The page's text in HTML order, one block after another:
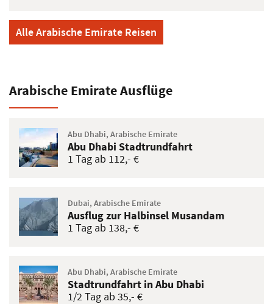
Alle Arabische Emirate Reisen
Arabische Emirate Ausflüge
Abu Dhabi, Arabische Emirate
Abu Dhabi Stadtrundfahrt
1 Tag ab 112,- €
Dubai, Arabische Emirate
Ausflug zur Halbinsel Musandam
1 Tag ab 138,- €
Abu Dhabi, Arabische Emirate
Stadtrundfahrt in Abu Dhabi
1/2 Tag ab 35,- €